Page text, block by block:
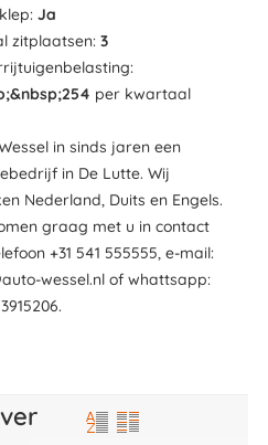
Ja
zitplaatsen: 3
per kwartaal
in sinds jaren een
in De Lutte. Wij
Nederland, Duits en Engels.
graag met u in contact
+31 541 555555, e-mail:
wessel.nl of whattsapp: